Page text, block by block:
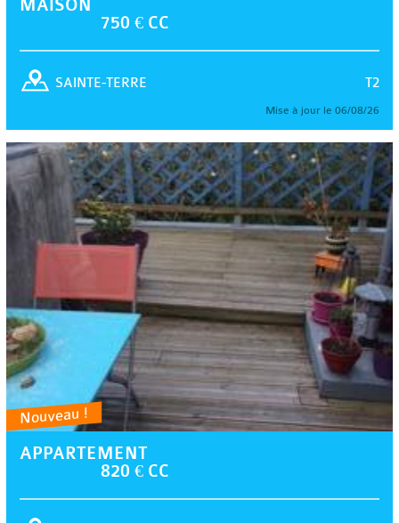
MAISON
750 € CC
T2
SAINTE-TERRE
Mise à jour le 06/08/26
Nouveau !
APPARTEMENT
820 € CC